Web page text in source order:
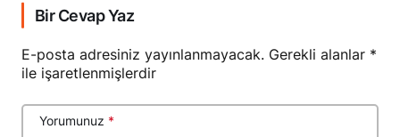
Bir Cevap Yaz
E-posta adresiniz yayınlanmayacak. Gerekli alanlar *
ile işaretlenmişlerdir
Yorumunuz *